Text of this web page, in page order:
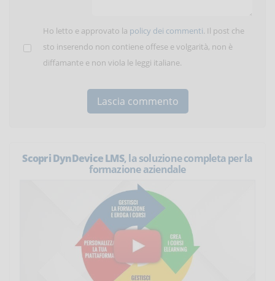
Ho letto e approvato la policy dei commenti. Il post che
sto inserendo non contiene offese e volgarità, non è
diffamante e non viola le leggi italiane.
Scopri DynDevice LMS, la soluzione completa per la
formazione aziendale